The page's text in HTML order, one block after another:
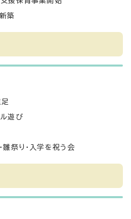
築
遊び
雛祭り・入学を祝う会